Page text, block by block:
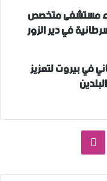
‌‏مستشفى متخصص
في دير الزور
في بيروت لتعزيز
‫YouTube